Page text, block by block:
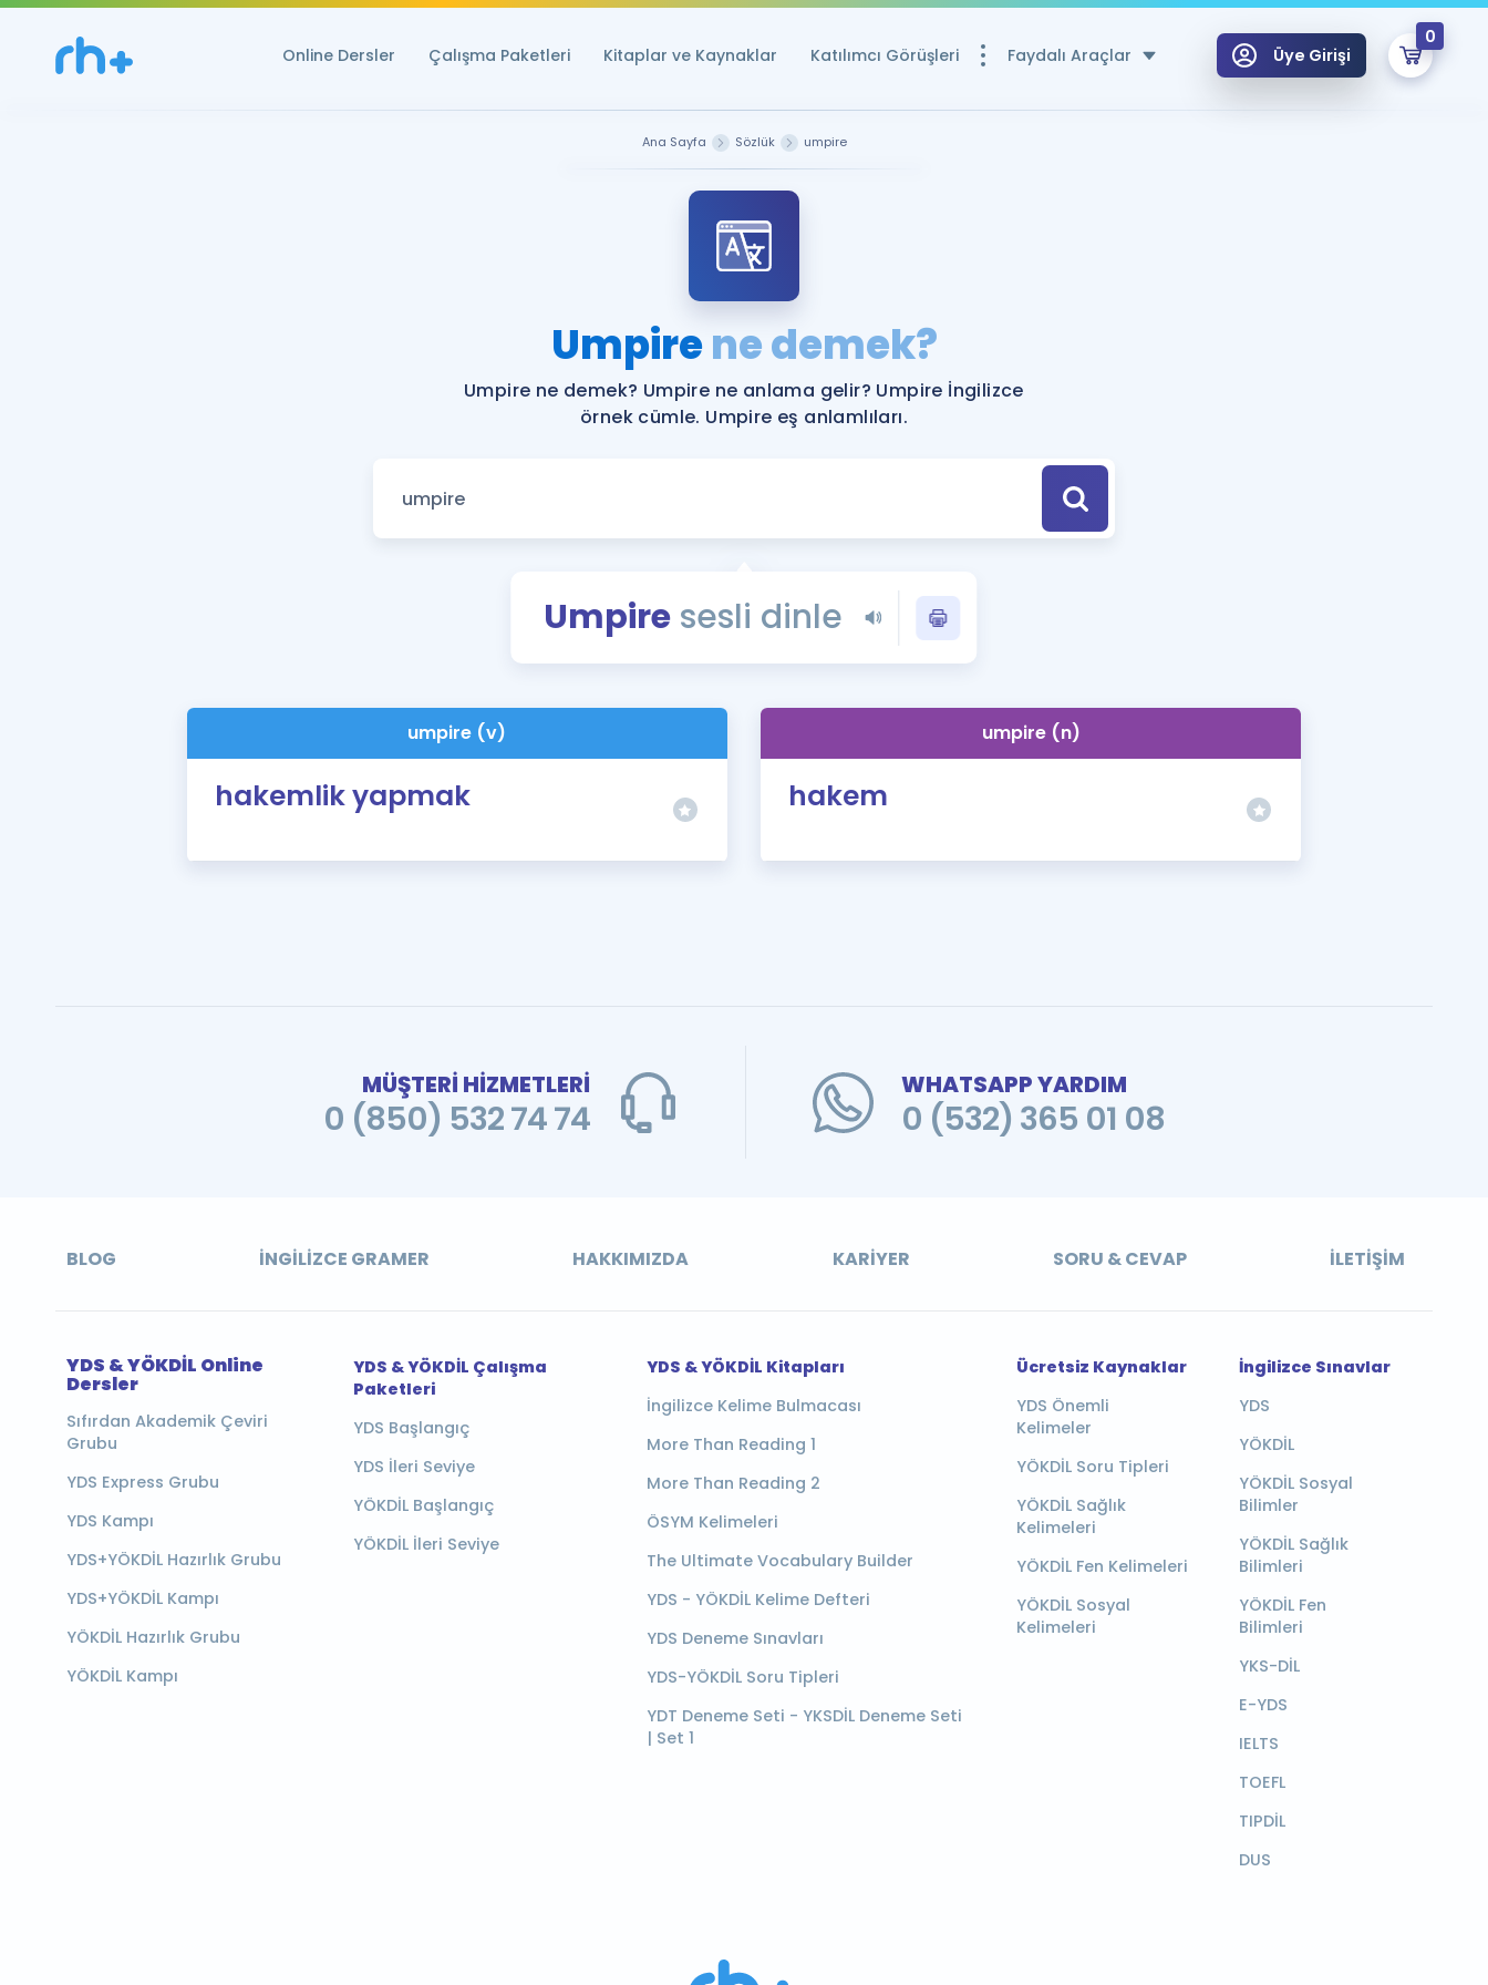
Online Dersler Çalışma Paketleri Kitaplar ve Kaynaklar Katılımcı Görüşleri Faydalı Araçlar
YDS ve YÖKDİL Puan Hesaplama Aracı
Rehberlik Aracı
YDS ve YÖKDİL'e Hazırlananlar için Öneriler
Tüm ÖSYM Sınavları Tek Takvimde
YDS - YÖKDİL Tüm Sınavlarla İlgili Haberler
İngilizce Gramer
Üye Girişi
0
Ana Sayfa Sözlük umpire
Umpirene demek?
Umpire ne demek? Umpire ne anlama gelir? Umpire İngilizce
örnek cümle. Umpire eş anlamlıları.
Umpire sesli dinle
umpire (v)
hakemlik yapmak
umpire (n)
hakem
MÜŞTERİ HİZMETLERİ
0 (850) 532 74 74
WHATSAPP YARDIM
0 (532) 365 01 08
BLOG İNGILIZCE GRAMER HAKKIMIZDA KARIYER SORU & CEVAP İLETIŞIM
YDS & YÖKDİL Online
Dersler
Sıfırdan Akademik Çeviri
Grubu
YDS Express Grubu
YDS Kampı
YDS+YÖKDİL Hazırlık Grubu
YDS+YÖKDİL Kampı
YÖKDİL Hazırlık Grubu
YÖKDİL Kampı
YDS & YÖKDİL Çalışma
Paketleri
YDS Başlangıç
YDS İleri Seviye
YÖKDİL Başlangıç
YÖKDİL İleri Seviye
YDS & YÖKDİL Kitapları
İngilizce Kelime Bulmacası
More Than Reading 1
More Than Reading 2
ÖSYM Kelimeleri
The Ultimate Vocabulary Builder
YDS - YÖKDİL Kelime Defteri
YDS Deneme Sınavları
YDS-YÖKDİL Soru Tipleri
YDT Deneme Seti - YKSDİL Deneme Seti
| Set 1
Ücretsiz Kaynaklar
YDS Önemli
Kelimeler
YÖKDİL Soru Tipleri
YÖKDİL Sağlık
Kelimeleri
YÖKDİL Fen Kelimeleri
YÖKDİL Sosyal
Kelimeleri
İngilizce Sınavlar
YDS
YÖKDİL
YÖKDİL Sosyal
Bilimler
YÖKDİL Sağlık
Bilimleri
YÖKDİL Fen
Bilimleri
YKS-DİL
E-YDS
IELTS
TOEFL
TIPDİL
DUS